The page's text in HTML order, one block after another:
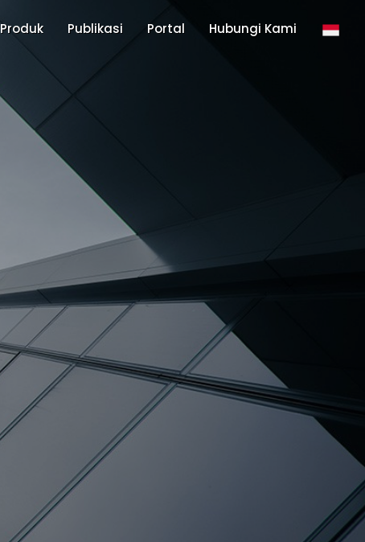
Produk Publikasi Portal Hubungi Kami